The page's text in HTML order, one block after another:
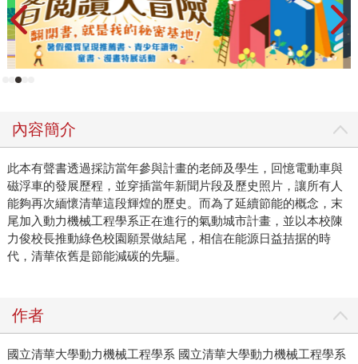
內容簡介
此本有聲書透過採訪當年參與計畫的老師及學生，回憶電動車與
磁浮車的發展歷程，並穿插當年新聞片段及歷史照片，讓所有人
能夠再次緬懷清華這段輝煌的歷史。而為了延續節能的概念，末
尾加入動力機械工程學系正在進行的氣動城市計畫，並以本校陳
力俊校長推動綠色校園願景做結尾，相信在能源日益拮据的時
代，清華依舊是節能減碳的先驅。
作者
國立清華大學動力機械工程學系 國立清華大學動力機械工程學系